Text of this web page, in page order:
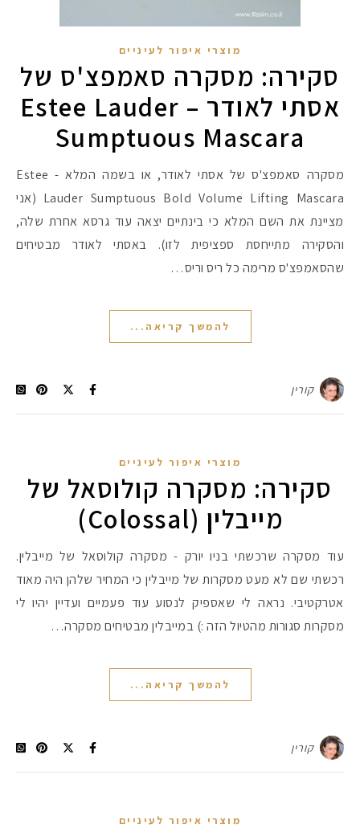
מוצרי איפור לעיניים
סקירה: מסקרה סאמפצ'ס של
אסתי לאודר – Estee Lauder
Sumptuous Mascara
מסקרה סאמפצ'ס של אסתי לאודר, או בשמה המלא - Estee
Lauder Sumptuous Bold Volume Lifting Mascara (אני
מציינת את השם המלא כי בינתיים יצאה עוד גרסא אחרת שלה,
והסקירה מתייחסת ספציפית לזו). באסתי לאודר מבטיחים
שהסאמפצ'ס מרימה כל ריס וריס…
להמשך קריאה...
קורין
מוצרי איפור לעיניים
סקירה: מסקרה קולוסאל של
מייבלין (Colossal)
עוד מסקרה שרכשתי בניו יורק - מסקרה קולוסאל של מייבלין.
רכשתי שם לא מעט מסקרות של מייבלין כי המחיר שלהן היה מאוד
אטרקטיבי. נראה לי שאספיק לנסוע עוד פעמיים ועדיין יהיו לי
מסקרות סגורות מהטיול הזה :) במייבלין מבטיחים מסקרה…
להמשך קריאה...
קורין
מוצרי איפור לעיניים